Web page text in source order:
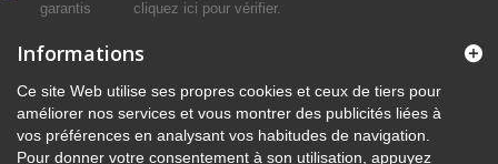
cliquez ici pour vérifier.
Informations
Ce site Web utilise ses propres cookies et ceux de tiers pour
améliorer nos services et vous montrer des publicités liées à
vos préférences en analysant vos habitudes de navigation.
Pour donner votre consentement à son utilisation, appuyez